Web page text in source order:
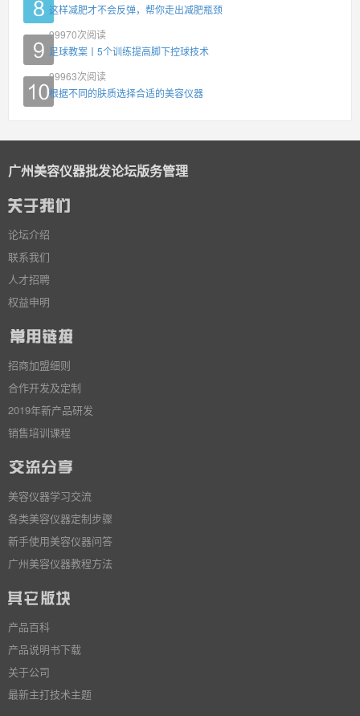
这样减肥才不会反弹，帮你走出减肥瓶颈
99970次阅读
足球教案丨5个训练提高脚下控球技术
99963次阅读
根据不同的肤质选择合适的美容仪器
广州美容仪器批发论坛版务管理
论坛介绍
联系我们
人才招聘
权益申明
招商加盟细则
合作开发及定制
2019年新产品研发
销售培训课程
美容仪器学习交流
各类美容仪器定制步骤
新手使用美容仪器问答
广州美容仪器教程方法
产品百科
产品说明书下载
关于公司
最新主打技术主题